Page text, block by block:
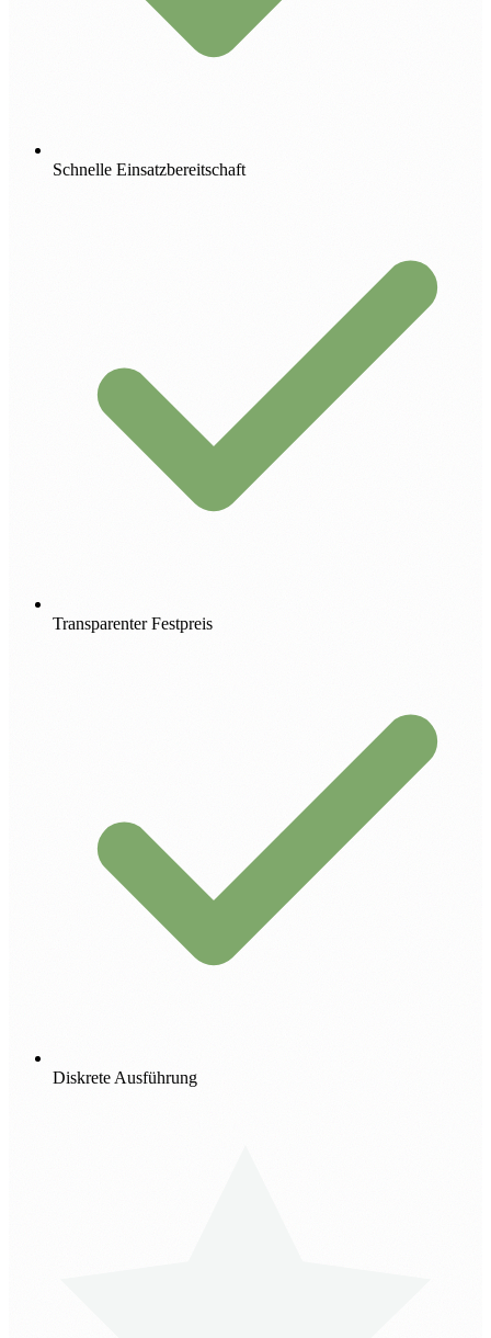
Schnelle Einsatzbereitschaft
Transparenter Festpreis
Diskrete Ausführung